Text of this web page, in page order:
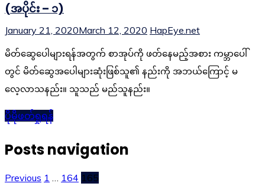
(အပိုင်း – ၁)
January 21, 2020March 12, 2020 HapEye.net
မိတ်ဆွေပေါများရန်အတွက် စာအုပ်ကို ဖတ်နေမည့်အစား ကမ္ဘာပေါ်
တွင် မိတ်ဆွေအပေါများဆုံးဖြစ်သူ၏ နည်းကို အဘယ်ကြောင့် မ
လေ့လာသနည်း။ သူသည် မည်သူနည်း။
ပိုမိုဖတ်ရှုရန်
Posts navigation
Previous 1 164 165